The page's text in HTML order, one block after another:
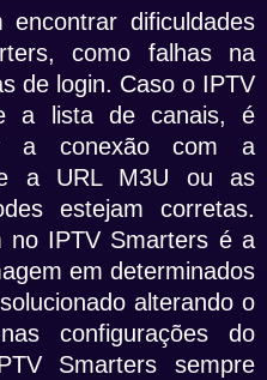
encontrar dificuldades
como falhas na
de login. Caso o IPTV
a lista de canais, é
a conexão com a
a URL M3U ou as
estejam corretas.
no IPTV Smarters é a
em determinados
alterando o
configurações do
Smarters sempre